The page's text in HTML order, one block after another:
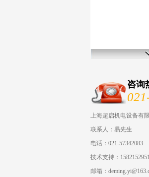
咨询
上海超启机电设备有
联系人：易先生
电话：021-57342083
技术支持：
邮箱：